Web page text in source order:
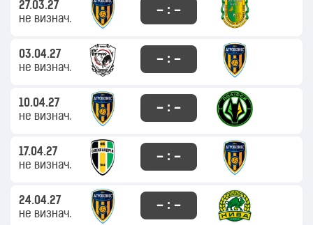
27.03.27
не визнач.
– : –
03.04.27
не визнач.
– : –
10.04.27
не визнач.
– : –
17.04.27
не визнач.
– : –
24.04.27
не визнач.
– : –